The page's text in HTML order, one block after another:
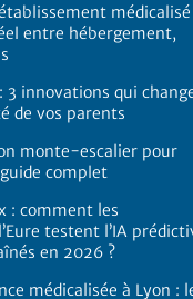
médicalisé
entre hébergement,
3 innovations qui
de vos parents
monte-escalier pour
complet
: comment les
testent l’IA
en 2026 ?
médicalisée à Lyon :